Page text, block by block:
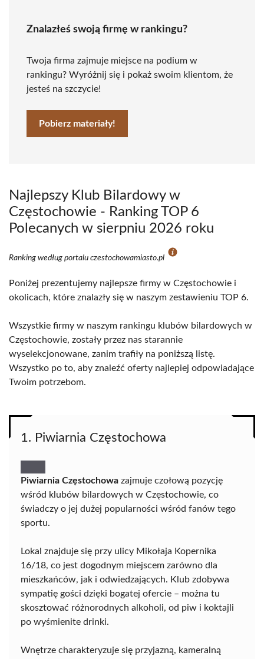
Znalazłeś swoją firmę w rankingu?
Twoja firma zajmuje miejsce na podium w
rankingu? Wyróżnij się i pokaż swoim klientom, że
jesteś na szczycie!
Pobierz materiały!
Najlepszy Klub Bilardowy w
Częstochowie - Ranking TOP 6
Polecanych w sierpniu 2026 roku
Ranking według portalu czestochowamiasto.pl
Poniżej prezentujemy najlepsze firmy w Częstochowie i
okolicach, które znalazły się w naszym zestawieniu TOP 6.
Wszystkie firmy w naszym rankingu klubów bilardowych w
Częstochowie, zostały przez nas starannie
wyselekcjonowane, zanim trafiły na poniższą listę.
Wszystko po to, aby znaleźć oferty najlepiej odpowiadające
Twoim potrzebom.
1. Piwiarnia Częstochowa
Piwiarnia Częstochowa zajmuje czołową pozycję
wśród klubów bilardowych w Częstochowie, co
świadczy o jej dużej popularności wśród fanów tego
sportu.
Lokal znajduje się przy ulicy Mikołaja Kopernika
16/18, co jest dogodnym miejscem zarówno dla
mieszkańców, jak i odwiedzających. Klub zdobywa
sympatię gości dzięki bogatej ofercie – można tu
skosztować różnorodnych alkoholi, od piw i koktajli
po wyśmienite drinki.
Wnętrze charakteryzuje się przyjazną, kameralną